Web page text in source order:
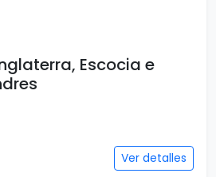
Escocia e
Ver detalles